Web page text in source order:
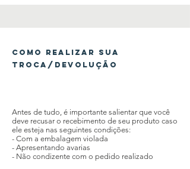
Como realizar sua
troca/devolução
Antes de tudo, é importante salientar que você
deve recusar o recebimento de seu produto caso
ele esteja nas seguintes condições:
- Com a embalagem violada
- Apresentando avarias
- Não condizente com o pedido realizado